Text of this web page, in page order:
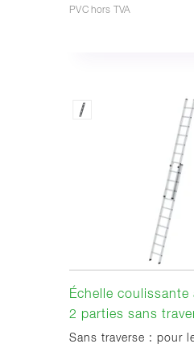
PVC hors TVA
Échelle coulissante
2 parties sans
Sans traverse : pour